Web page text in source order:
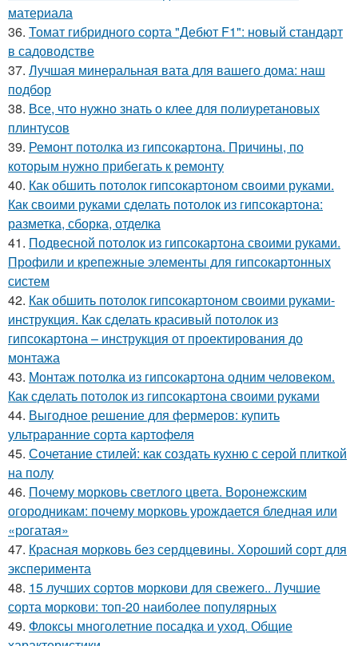
материала
36. Томат гибридного сорта "Дебют F1": новый стандарт
в садоводстве
37. Лучшая минеральная вата для вашего дома: наш
подбор
38. Все, что нужно знать о клее для полиуретановых
плинтусов
39. Ремонт потолка из гипсокартона. Причины, по
которым нужно прибегать к ремонту
40. Как обшить потолок гипсокартоном своими руками.
Как своими руками сделать потолок из гипсокартона:
разметка, сборка, отделка
41. Подвесной потолок из гипсокартона своими руками.
Профили и крепежные элементы для гипсокартонных
систем
42. Как обшить потолок гипсокартоном своими руками-
инструкция. Как сделать красивый потолок из
гипсокартона – инструкция от проектирования до
монтажа
43. Монтаж потолка из гипсокартона одним человеком.
Как сделать потолок из гипсокартона своими руками
44. Выгодное решение для фермеров: купить
ультраранние сорта картофеля
45. Сочетание стилей: как создать кухню с серой плиткой
на полу
46. Почему морковь светлого цвета. Воронежским
огородникам: почему морковь урождается бледная или
«рогатая»
47. Красная морковь без сердцевины. Хороший сорт для
эксперимента
48. 15 лучших сортов моркови для свежего.. Лучшие
сорта моркови: топ-20 наиболее популярных
49. Флоксы многолетние посадка и уход. Общие